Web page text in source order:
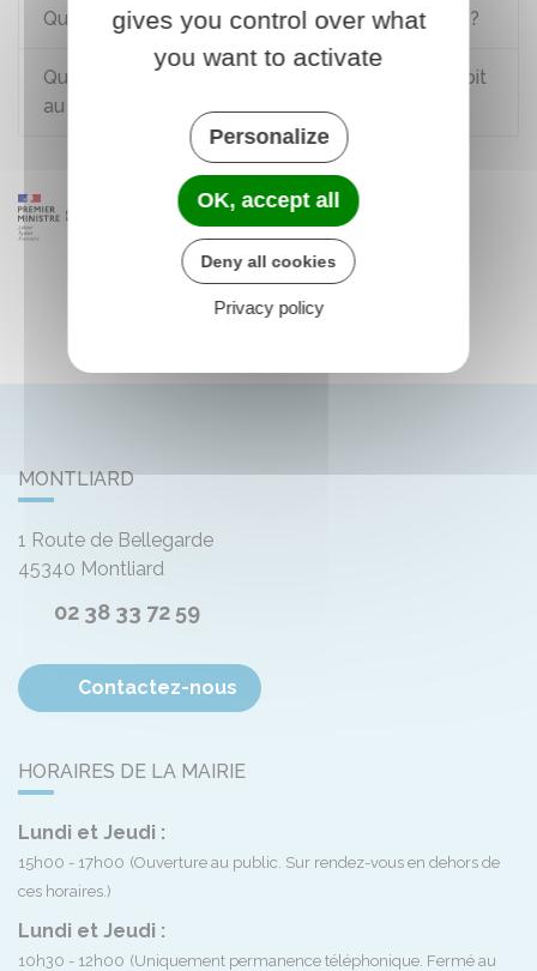
Qu'est-ce que l'aide au retour et à la réinsertion ?
Qu'est-ce que la retenue pour vérification du droit
au séjour d'un étranger ?
MONTLIARD
1 Route de Bellegarde
45340 Montliard
02 38 33 72 59
Contactez-nous
HORAIRES DE LA MAIRIE
Lundi et Jeudi :
15h00 - 17h00 (Ouverture au public. Sur rendez-vous en dehors de
ces horaires.)
Lundi et Jeudi :
10h30 - 12h00 (Uniquement permanence téléphonique. Fermé au
gives you control over what
you want to activate
Personalize
OK, accept all
Deny all cookies
Privacy policy